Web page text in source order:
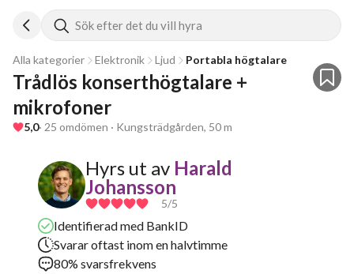
Sök efter det du vill hyra
Alla kategorier Elektronik Ljud Portabla högtalare
Trådlös konserthögtalare +
mikrofoner
5,0· 25 omdömen · Kungsträdgården, 50 m
Hyrs ut av Harald
Johansson
5/5
Identifierad med BankID
Svarar oftast inom en halvtimme
80% svarsfrekvens